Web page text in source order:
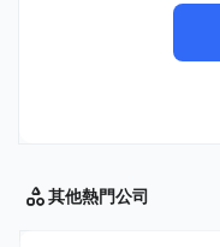
其他熱門公司